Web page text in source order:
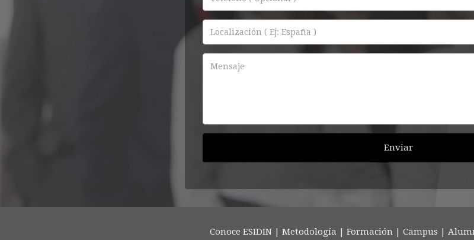
Enviar
Conoce ESIDIN | Metodología | Formación | Campus |